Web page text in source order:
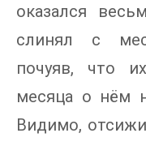
оказался
слинял с
почуяв, что
месяца о нём
Видимо,